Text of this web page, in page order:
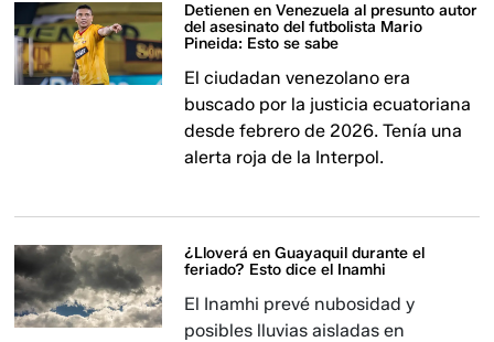
Detienen en Venezuela al presunto autor
del asesinato del futbolista Mario
Pineida: Esto se sabe
El ciudadan venezolano era
buscado por la justicia ecuatoriana
desde febrero de 2026. Tenía una
alerta roja de la Interpol.
¿Lloverá en Guayaquil durante el
feriado? Esto dice el Inamhi
El Inamhi prevé nubosidad y
posibles lluvias aisladas en